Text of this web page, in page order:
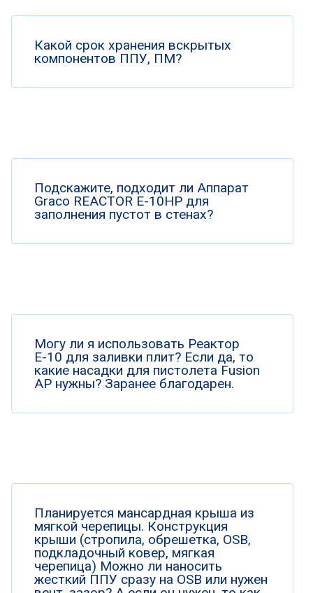
Какой срок хранения вскрытых
компонентов ППУ, ПМ?
Подскажите, подходит ли Аппарат
Graco REACTOR E-10HP для
заполнения пустот в стенах?
Могу ли я использовать Реактор
Е-10 для заливки плит? Если да, то
какие насадки для пистолета Fusion
AP нужны? Заранее благодарен.
Планируется мансардная крыша из
мягкой черепицы. Конструкция
крыши (стропила, обрешетка, OSB,
подкладочный ковер, мягкая
черепица) Можно ли наносить
жесткий ППУ сразу на OSB или нужен